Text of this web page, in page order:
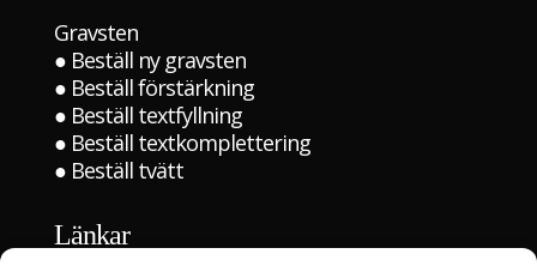
Gravsten
● Beställ ny gravsten
● Beställ förstärkning
● Beställ textfyllning
● Beställ textkomplettering
● Beställ tvätt
Länkar